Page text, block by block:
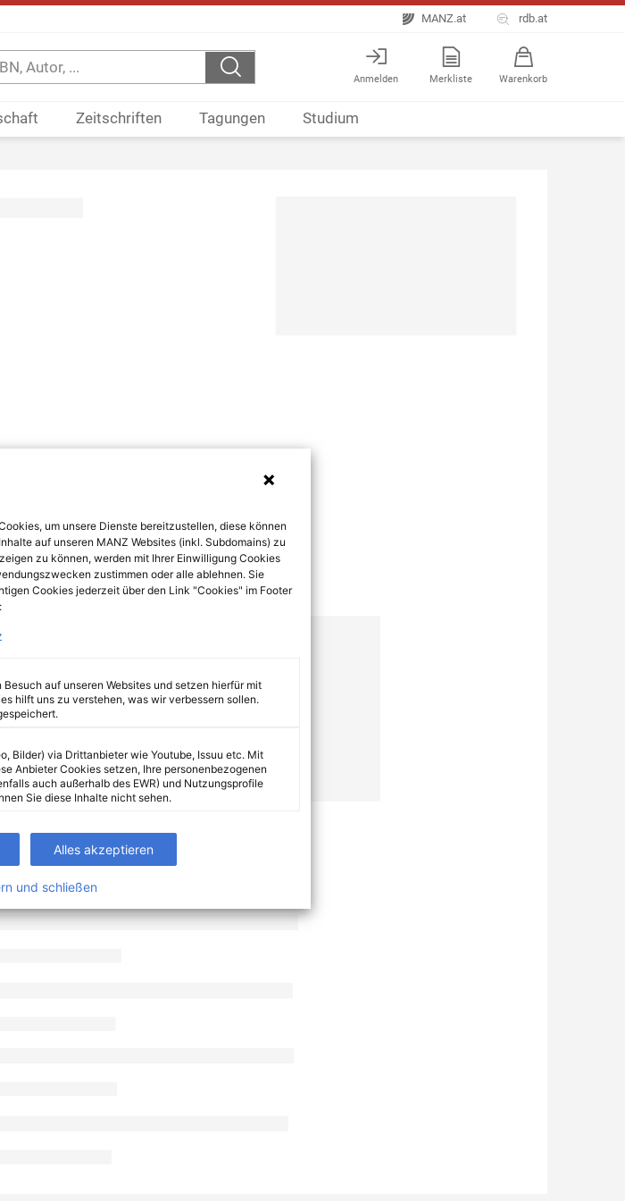
MANZ.at rdb.at
Anmelden Merkliste Warenkorb
Zeitschriften Tagungen Studium
um unsere Dienste bereitzustellen, diese können
auf unseren MANZ Websites (inkl. Subdomains) zu
zu können, werden mit Ihrer Einwilligung Cookies
zustimmen oder alle ablehnen. Sie
Cookies jederzeit über den Link "Cookies" im Footer
auf unseren Websites und setzen hierfür mit
hilft uns zu verstehen, was wir verbessern sollen.
Bilder) via Drittanbieter wie Youtube, Issuu etc. Mit
Anbieter Cookies setzen, Ihre personenbezogenen
auch außerhalb des EWR) und Nutzungsprofile
Sie diese Inhalte nicht sehen.
Alles akzeptieren
und schließen